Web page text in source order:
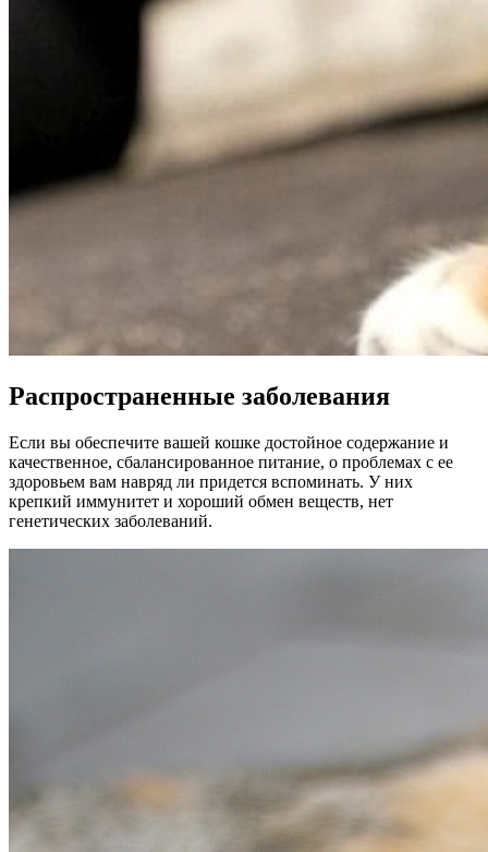
Распространенные заболевания
Если вы обеспечите вашей кошке достойное содержание и
качественное, сбалансированное питание, о проблемах с ее
здоровьем вам навряд ли придется вспоминать. У них
крепкий иммунитет и хороший обмен веществ, нет
генетических заболеваний.